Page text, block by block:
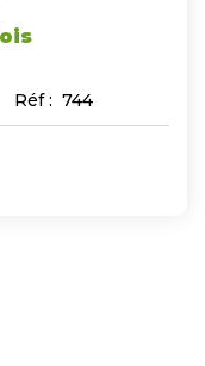
Réf : 744